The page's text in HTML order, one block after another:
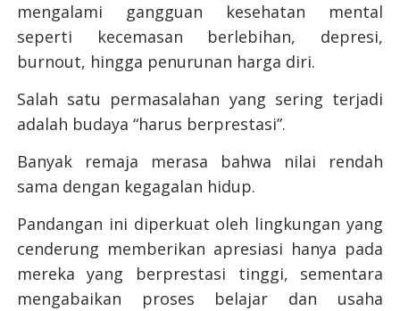
mengalami gangguan kesehatan mental
seperti kecemasan berlebihan, depresi,
burnout, hingga penurunan harga diri.
Salah satu permasalahan yang sering terjadi
adalah budaya “harus berprestasi”.
Banyak remaja merasa bahwa nilai rendah
sama dengan kegagalan hidup.
Pandangan ini diperkuat oleh lingkungan yang
cenderung memberikan apresiasi hanya pada
mereka yang berprestasi tinggi, sementara
mengabaikan proses belajar dan usaha